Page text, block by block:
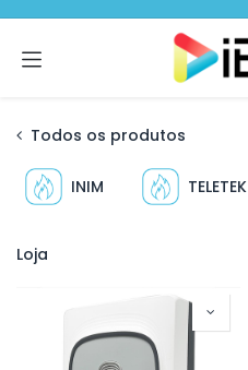
Todos os produtos
INIM TELETEK
Loja